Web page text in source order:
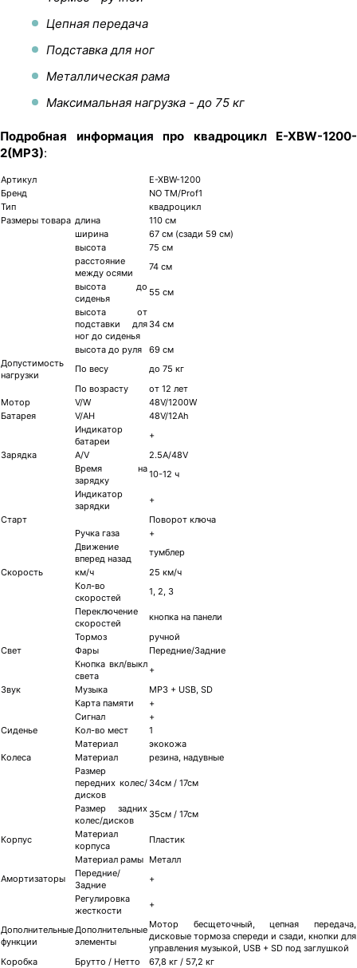
Цепная передача
Подставка для ног
Металлическая рама
Максимальная нагрузка - до 75 кг
Подробная информация про квадроцикл E-XBW-1200-
2(MP3):
Артикул
E-XBW-1200
Бренд
NO TM/Prof1
Тип
квадроцикл
Размеры товара длина
110 см
ширина
67 см (сзади 59 см)
высота
75 см
расстояние
между осями
74 см
высота до
сиденья
55 см
высота от
подставки для
ног до сиденья
34 см
высота до руля
69 см
Допустимость
нагрузки
По весу
до 75 кг
По возрасту
от 12 лет
Мотор
V/W
48V/1200W
Батарея
V/AH
48V/12Ah
Индикатор
батареи
+
Зарядка
A/V
2.5A/48V
Время на
зарядку
10-12 ч
Индикатор
зарядки
+
Старт
Поворот ключа
Ручка газа
+
Движение
вперед назад
тумблер
Скорость
км/ч
25 км/ч
Кол-во
скоростей
1, 2, 3
Переключение
скоростей
кнопка на панели
Тормоз
ручной
Свет
Фары
Передние/Задние
Кнопка вкл/выкл
света
+
Звук
Музыка
MP3 + USB, SD
Карта памяти
+
Сигнал
+
Сиденье
Кол-во мест
1
Материал
экокожа
Колеса
Материал
резина, надувные
Размер
передних колес/
дисков
34см / 17см
Размер задних
колес/дисков
35см / 17см
Корпус
Материал
корпуса
Пластик
Материал рамы Металл
Амортизаторы
Передние/
Задние
+
Регулировка
жесткости
+
Дополнительные
функции
Дополнительные
элементы
Мотор бесщеточный, цепная передача,
дисковые тормоза спереди и сзади, кнопки для
управления музыкой, USB + SD под заглушкой
Коробка
Брутто / Нетто
67,8 кг / 57,2 кг